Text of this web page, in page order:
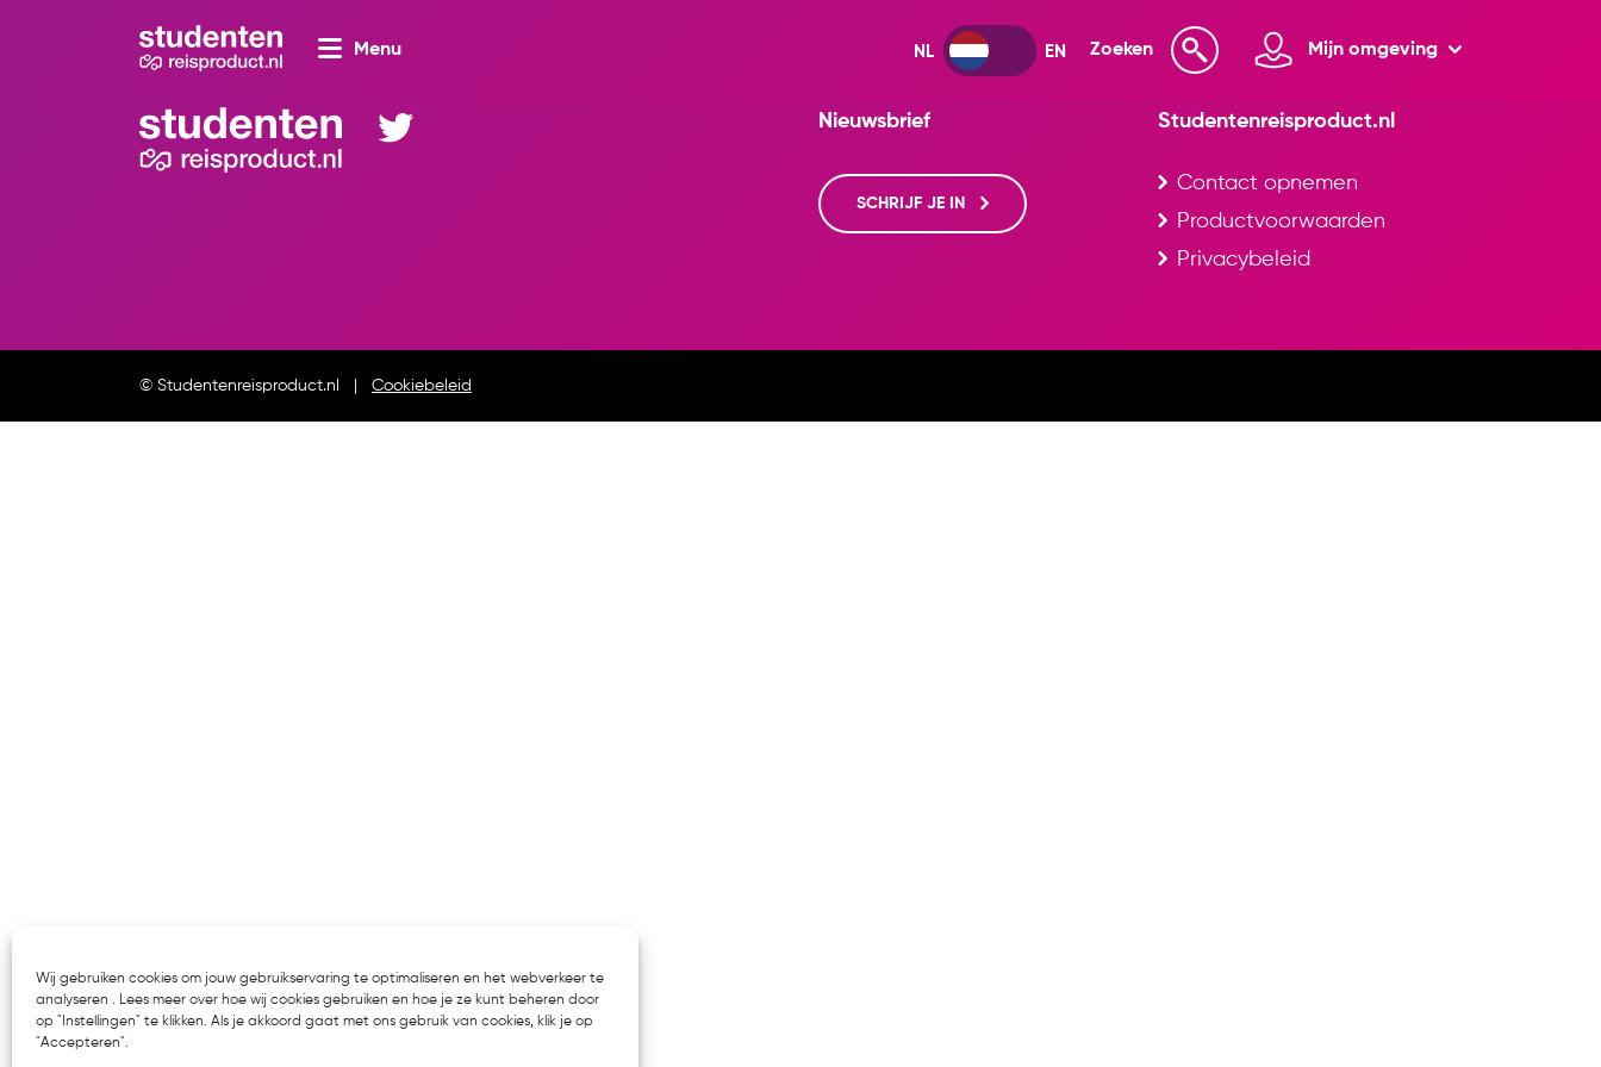
Wij gebruiken cookies om jouw gebruikservaring te optimaliseren en het webverkeer te
analyseren . Lees meer over hoe wij cookies gebruiken en hoe je ze kunt beheren door
op "Instellingen" te klikken. Als je akkoord gaat met ons gebruik van cookies, klik je op
"Accepteren".
Menu Zoeken Mijn omgeving
Nieuwsbrief
SCHRIJF JE IN
Studentenreisproduct.nl
Contact opnemen
Productvoorwaarden
Privacybeleid
© Studentenreisproduct.nl Cookiebeleid